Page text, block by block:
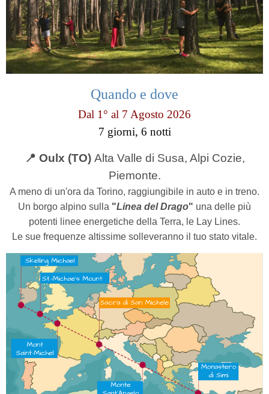
Quando e dove
Dal 1° al 7 Agosto 2026
7 giorni, 6 notti
📍 Oulx (TO)Alta Valle di Susa, Alpi Cozie,
Piemonte.
A meno di un'ora da Torino, raggiungibile in auto e in treno.
Un borgo alpino sulla "Linea del Drago" una delle più
potenti linee energetiche della Terra, le Lay Lines.
Le sue frequenze altissime solleveranno il tuo stato vitale.